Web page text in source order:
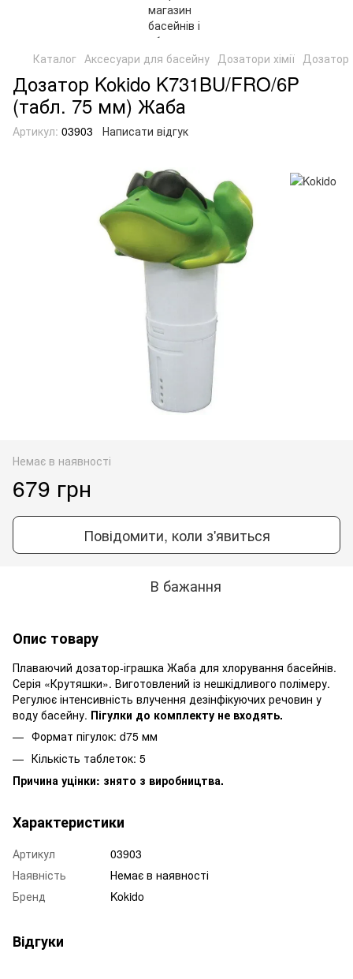
Каталог Аксесуари для басейну Дозатори хімії Дозатор
Дозатор Kokido K731BU/FRO/6P
(табл. 75 мм) Жаба
Артикул: 03903 Написати відгук
Немає в наявності
679 грн
Повідомити, коли з'явиться
В бажання
Опис товару
Плаваючий дозатор-іграшка Жаба для хлорування басейнів.
Серія «Крутяшки». Виготовлений із нешкідливого полімеру.
Регулює інтенсивність влучення дезінфікуючих речовин у
воду басейну. Пігулки до комплекту не входять.
Формат пігулок: d75 мм
Кількість таблеток: 5
Причина уцінки: знято з виробництва.
Характеристики
Артикул
03903
Наявність
Немає в наявності
Бренд
Kokido
Відгуки